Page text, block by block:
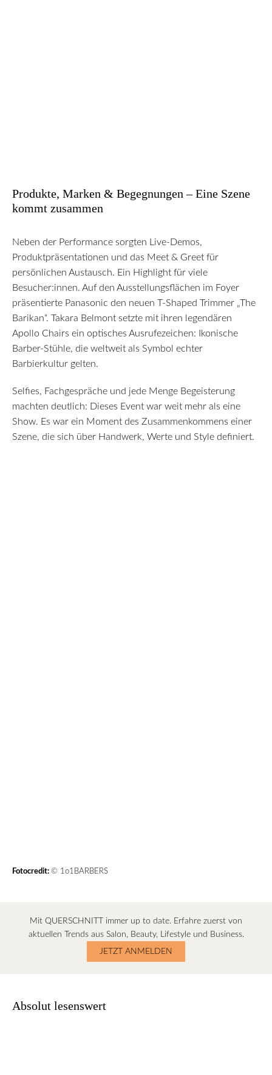
Produkte, Marken & Begegnungen – Eine Szene
kommt zusammen
Neben der Performance sorgten Live-Demos,
Produktpräsentationen und das Meet & Greet für
persönlichen Austausch. Ein Highlight für viele
Besucher:innen. Auf den Ausstellungsflächen im Foyer
präsentierte Panasonic den neuen T-Shaped Trimmer „The
Barikan“. Takara Belmont setzte mit ihren legendären
Apollo Chairs ein optisches Ausrufezeichen: Ikonische
Barber-Stühle, die weltweit als Symbol echter
Barbierkultur gelten.
Selfies, Fachgespräche und jede Menge Begeisterung
machten deutlich: Dieses Event war weit mehr als eine
Show. Es war ein Moment des Zusammenkommens einer
Szene, die sich über Handwerk, Werte und Style definiert.
Fotocredit: © 1o1BARBERS
Mit QUERSCHNITT immer up to date. Erfahre zuerst von
aktuellen Trends aus Salon, Beauty, Lifestyle und Business.
JETZT ANMELDEN
Absolut lesenswert